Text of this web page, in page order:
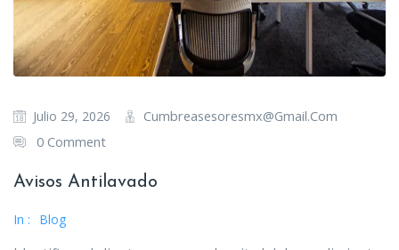
Julio 29, 2026
Cumbreasesoresmx@gmail.com
0 Comment
Avisos Antilavado
In : Blog